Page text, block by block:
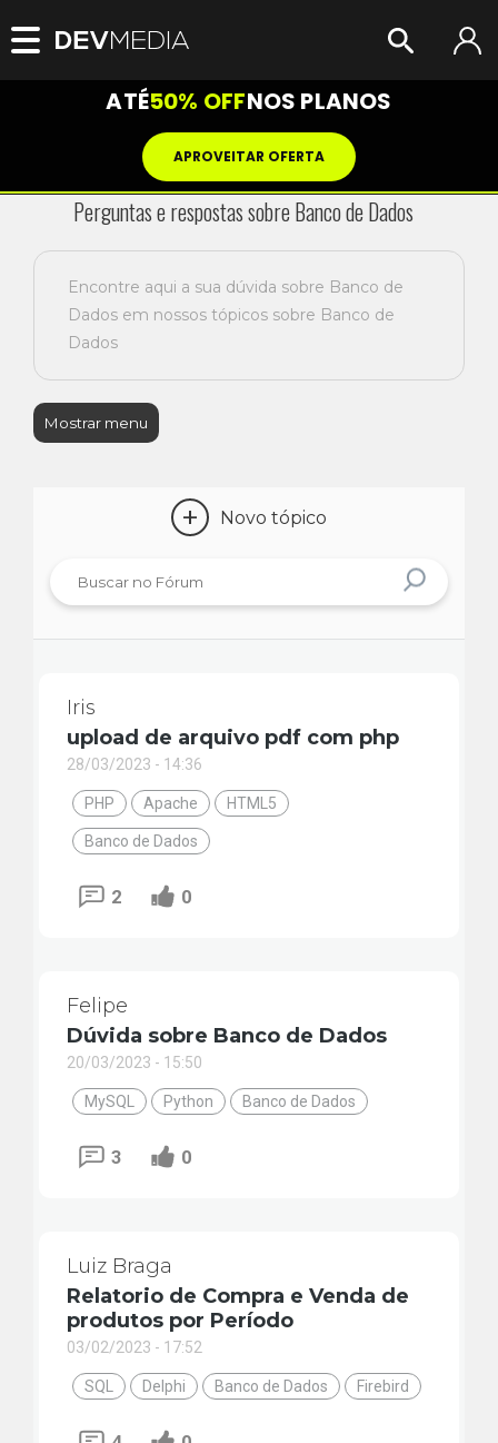
ATÉ50% OFFNOS PLANOS
APROVEITAR OFERTA
Perguntas e respostas sobre Banco de Dados
Encontre aqui a sua dúvida sobre Banco de
Dados em nossos tópicos sobre Banco de
Dados
Mostrar menu
+ Novo tópico
Iris
upload de arquivo pdf com php
28/03/2023 - 14:36
PHP Apache HTML5
Banco de Dados
2 0
Felipe
Dúvida sobre Banco de Dados
20/03/2023 - 15:50
MySQL Python Banco de Dados
3 0
Luiz Braga
Relatorio de Compra e Venda de
produtos por Período
03/02/2023 - 17:52
SQL Delphi Banco de Dados Firebird